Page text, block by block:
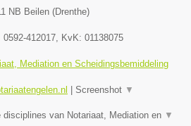
NB Beilen (Drenthe)
0592-412017, KvK: 01138075
Mediation en Scheidingsbemiddeling
Screenshot ▼
disciplines van Notariaat, Mediation en ▼